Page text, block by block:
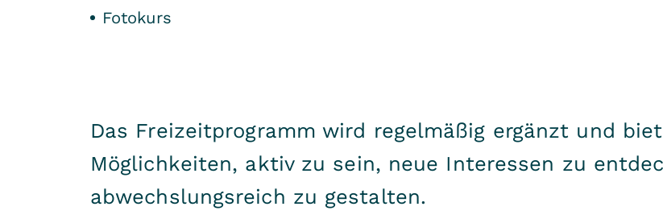
Fotokurs
Das Freizeitprogramm wird regelmäßig ergänzt und
Möglichkeiten, aktiv zu sein, neue Interessen zu
abwechslungsreich zu gestalten.